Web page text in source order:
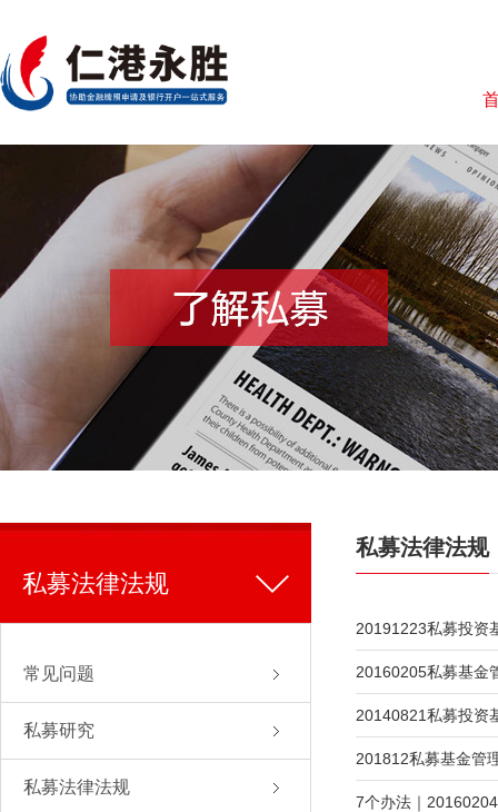
私募法律法规
常见问题
私募研究
私募法律法规
私募法律法规
20191223私募投资
20160205私募基金
20140821私募投资
201812私募基金管
7个办法｜